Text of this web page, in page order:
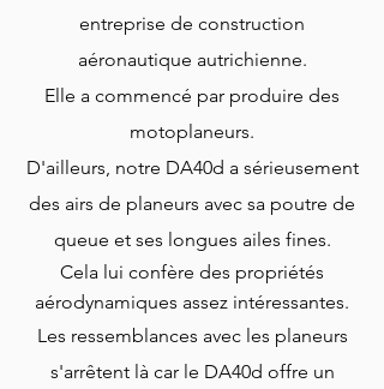
entreprise de construction
aéronautique autrichienne.
Elle a commencé par produire des
motoplaneurs.
D'ailleurs, notre DA40d a sérieusement
des airs de planeurs avec sa poutre de
queue et ses longues ailes fines.
Cela lui confère des propriétés
aérodynamiques assez intéressantes.
Les ressemblances avec les planeurs
s'arrêtent là car le DA40d offre un